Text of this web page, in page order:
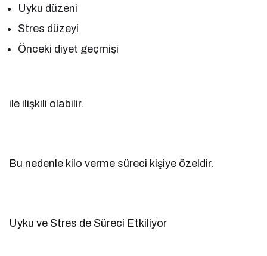
Uyku düzeni
Stres düzeyi
Önceki diyet geçmişi
ile ilişkili olabilir.
Bu nedenle kilo verme süreci kişiye özeldir.
Uyku ve Stres de Süreci Etkiliyor